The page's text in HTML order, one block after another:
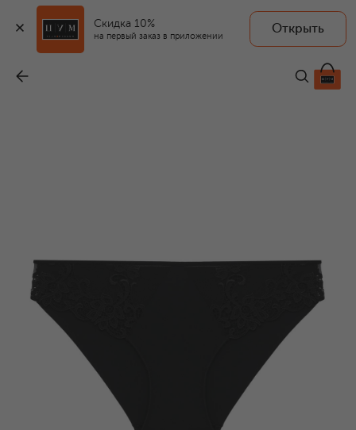
Скидка 10%
на первый заказ в приложении
Открыть